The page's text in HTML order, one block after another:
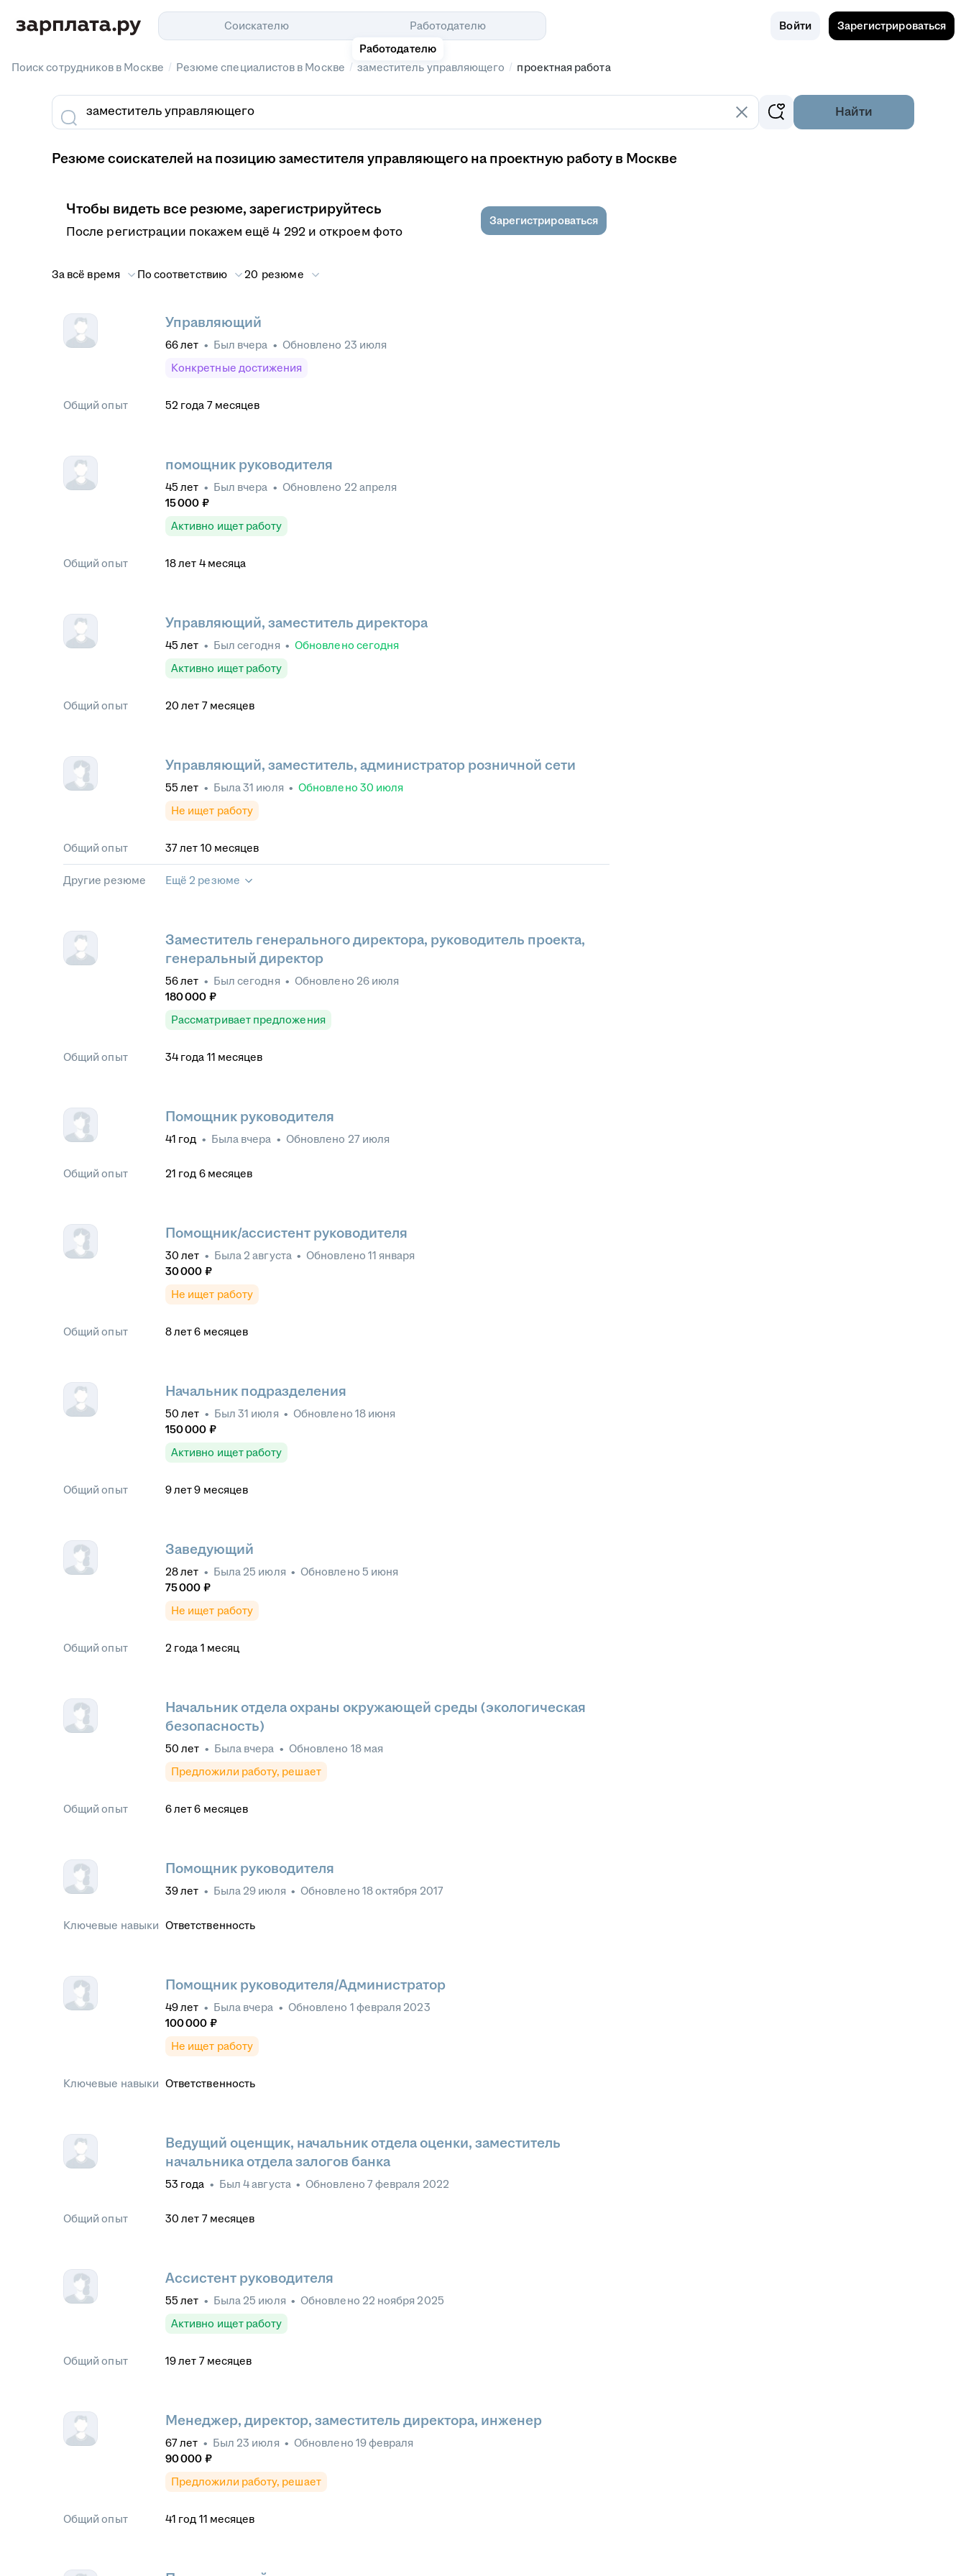
Соискателю
Работодателю
Работодателю
Войти Зарегистрироваться
Поиск сотрудников в Москве / Резюме специалистов в Москве / заместитель управляющего / проектная работа
Найти
Резюме соискателей на позицию заместителя управляющего на проектную работу в Москве
Чтобы видеть все резюме, зарегистрируйтесь
После регистрации покажем ещё 4 292 и откроем фото
Зарегистрироваться
За всё время По соответствию 20 резюме
Управляющий
66лет • Был вчера • Обновлено 23 июля
Конкретные достижения
Общий опыт 52 года 7 месяцев
помощник руководителя
45 лет • Был вчера • Обновлено 22 апреля
15 000 ₽
Активно ищет работу
Общий опыт 18лет 4 месяца
Управляющий, заместитель директора
45 лет • Был сегодня • Обновлено сегодня
Активно ищет работу
Общий опыт 20 лет 7 месяцев
Управляющий, заместитель, администратор розничной сети
55 лет • Была31 июля • Обновлено 30 июля
Не ищет работу
Общий опыт 37лет 10 месяцев
Другие резюме Ещё 2 резюме
Заместитель генерального директора, руководитель проекта,
генеральный директор
56лет • Был сегодня • Обновлено 26 июля
180 000 ₽
Рассматривает предложения
Общий опыт 34 года 11 месяцев
Помощник руководителя
41 год • Была вчера • Обновлено 27 июля
Общий опыт 21 год 6 месяцев
Помощник/ассистент руководителя
30 лет • Была 2 августа • Обновлено 11 января
30 000 ₽
Не ищет работу
Общий опыт 8лет 6 месяцев
Начальник подразделения
50 лет • Был 31 июля • Обновлено 18 июня
150 000 ₽
Активно ищет работу
Общий опыт 9лет 9 месяцев
Заведующий
28лет • Была 25 июля • Обновлено 5 июня
75 000 ₽
Не ищет работу
Общий опыт 2 года 1 месяц
Начальник отдела охраны окружающей среды (экологическая
безопасность)
50 лет • Была вчера • Обновлено 18 мая
Предложили работу, решает
Общий опыт 6лет 6 месяцев
Помощник руководителя
39лет • Была 29 июля • Обновлено 18 октября 2017
Ключевые навыки Ответственность
Помощник руководителя/Администратор
49лет • Была вчера • Обновлено 1 февраля 2023
100 000 ₽
Не ищет работу
Ключевые навыки Ответственность
Ведущий оценщик, начальник отдела оценки, заместитель
начальника отдела залогов банка
53 года • Был 4 августа • Обновлено 7 февраля 2022
Общий опыт 30 лет 7 месяцев
Ассистент руководителя
55 лет • Была 25 июля • Обновлено 22 ноября 2025
Активно ищет работу
Общий опыт 19лет 7 месяцев
Менеджер, директор, заместитель директора, инженер
67лет • Был 23 июля • Обновлено 19 февраля
90 000 ₽
Предложили работу, решает
Общий опыт 41 год 11 месяцев